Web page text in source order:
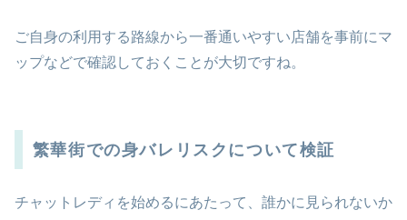
ご自身の利用する路線から一番通いやすい店舗を事前にマ
ップなどで確認しておくことが大切ですね。
繁華街での身バレリスクについて検証
チャットレディを始めるにあたって、誰かに見られないか